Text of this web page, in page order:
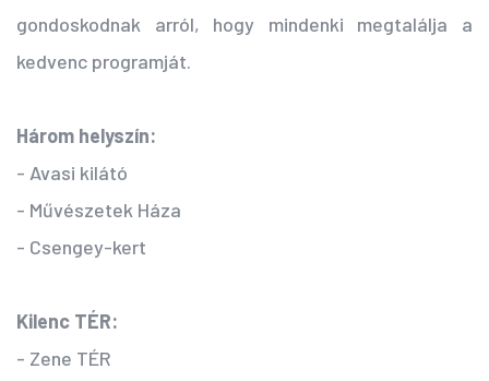
gondoskodnak arról, hogy mindenki megtalálja a
kedvenc programját.
Három helyszín:
- Avasi kilátó
- Művészetek Háza
- Csengey-kert
Kilenc TÉR:
- Zene TÉR